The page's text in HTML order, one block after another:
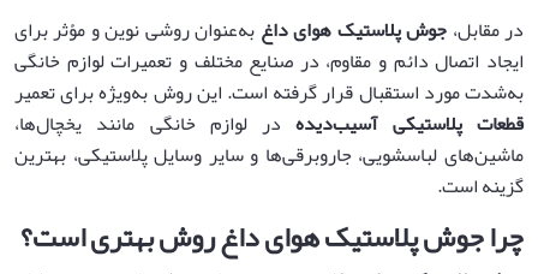
در مقابل،جوش پلاستیک هوای داغبه‌عنوان روشی نوین و مؤثر برای
ایجاد اتصال دائم و مقاوم، در صنایع مختلف و تعمیرات لوازم خانگی
به‌شدت مورد استقبال قرار گرفته است. این روش به‌ویژه برای تعمیر
قطعات پلاستیکی آسیب‌دیدهدر لوازم خانگی مانند یخچال‌ها،
ماشین‌های لباسشویی، جاروبرقی‌ها و سایر وسایل پلاستیکی، بهترین
گزینه است.
چرا جوش پلاستیک هوای داغ روش بهتری است؟